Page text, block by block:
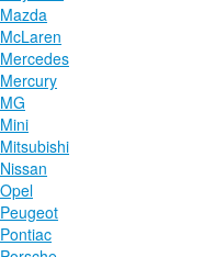
Mazda
McLaren
Mercedes
Mercury
MG
Mini
Mitsubishi
Nissan
Opel
Peugeot
Pontiac